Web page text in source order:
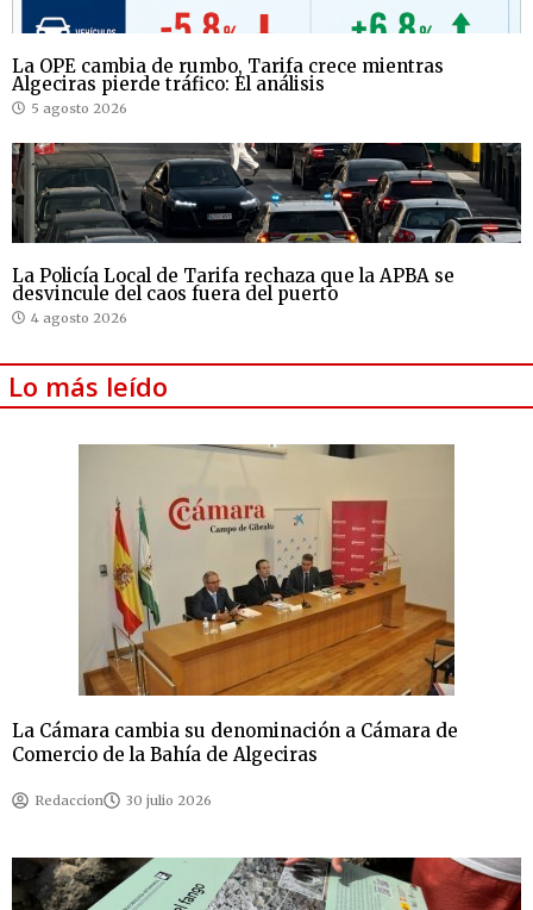
La OPE cambia de rumbo, Tarifa crece mientras
Algeciras pierde tráfico: El análisis
5 agosto 2026
La Policía Local de Tarifa rechaza que la APBA se
desvincule del caos fuera del puerto
4 agosto 2026
Lo más leído
La Cámara cambia su denominación a Cámara de
Comercio de la Bahía de Algeciras
Redaccion 30 julio 2026